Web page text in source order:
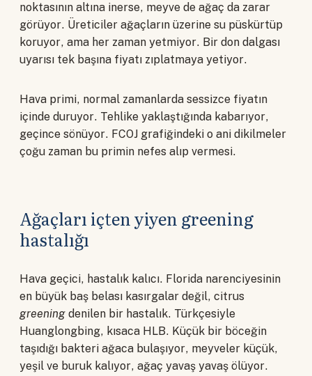
noktasının altına inerse, meyve de ağaç da zarar
görüyor. Üreticiler ağaçların üzerine su püskürtüp
koruyor, ama her zaman yetmiyor. Bir don dalgası
uyarısı tek başına fiyatı zıplatmaya yetiyor.
Hava primi, normal zamanlarda sessizce fiyatın
içinde duruyor. Tehlike yaklaştığında kabarıyor,
geçince sönüyor. FCOJ grafiğindeki o ani dikilmeler
çoğu zaman bu primin nefes alıp vermesi.
Ağaçları içten yiyen greening
hastalığı
Hava geçici, hastalık kalıcı. Florida narenciyesinin
en büyük baş belası kasırgalar değil, citrus
greening denilen bir hastalık. Türkçesiyle
Huanglongbing, kısaca HLB. Küçük bir böceğin
taşıdığı bakteri ağaca bulaşıyor, meyveler küçük,
yeşil ve buruk kalıyor, ağaç yavaş yavaş ölüyor.